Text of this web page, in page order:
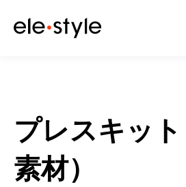
プレスキッ
素材）